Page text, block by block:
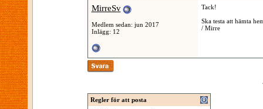
MirreSv
Medlem sedan: jun 2017
Inlägg: 12
Tack!
Ska testa att hämta
/ Mirre
Regler för att posta